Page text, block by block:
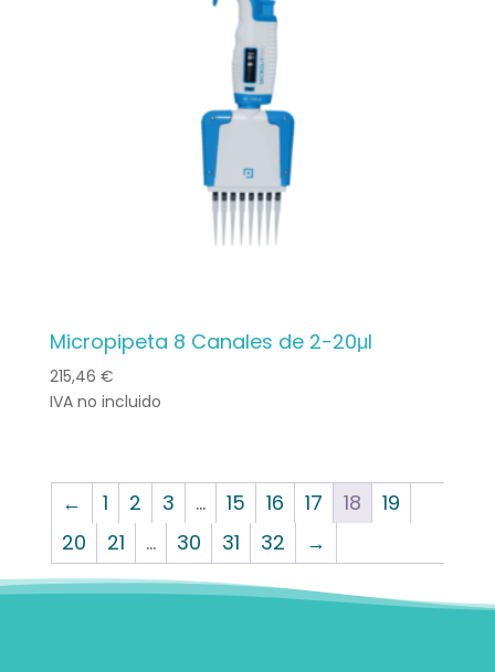
Micropipeta 8 Canales de 2-20μl
215,46 €
IVA no incluido
← 1 2 3 … 15 16 17 18
19
20
21 … 30 31 32 →